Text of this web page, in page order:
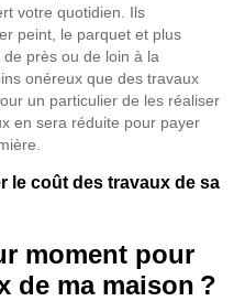
votre quotidien. Ils
peint, le parquet et plus
près ou de loin à la
onéreux que des travaux
un particulier de les réaliser
en sera réduite pour payer
le coût des travaux de sa
moment pour
de ma maison ?